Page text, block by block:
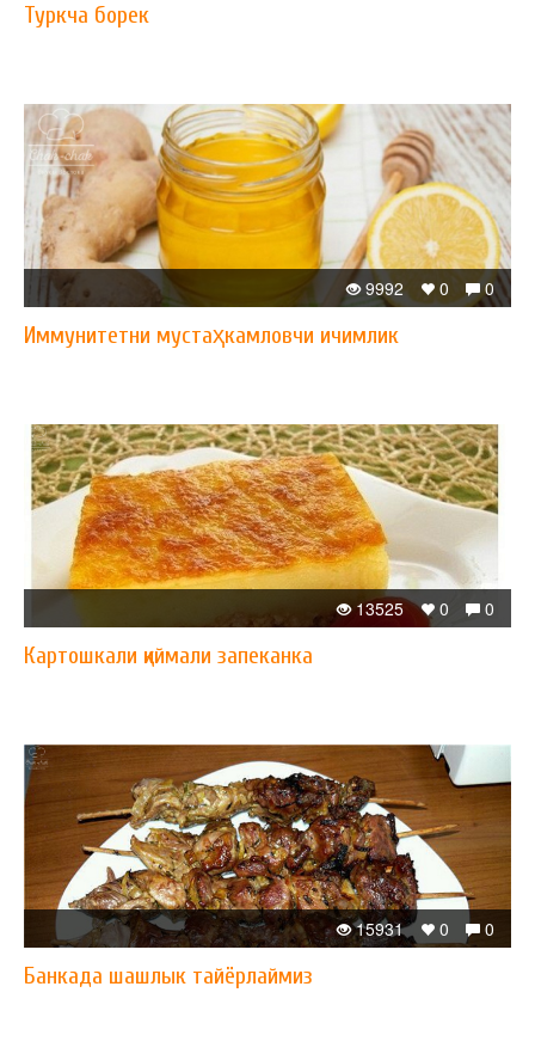
Туркча борек
0
0
9992
Иммунитетни мустаҳкамловчи ичимлик
0
0
13525
Картошкали қиймали запеканка
0
0
15931
Банкада шашлык тайёрлаймиз